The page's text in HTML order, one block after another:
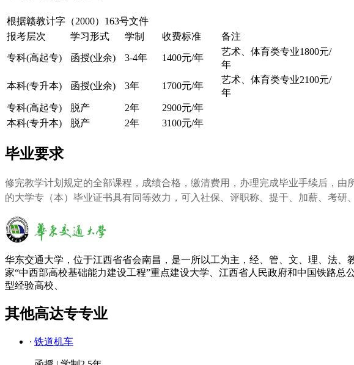
根据赣教计字（2000）163号文件
报考层次
学习形式 学制 收费标准 备注
专科(高起专) 函授(业余) 3-4年 1400元/年
艺术、体育类专业1800元/
年
本科(专升本) 函授(业余) 3年 1700元/年
艺术、体育类专业2100元/
年
专科(高起专)
脱产 2年
2900元/年
本科(专升本)
脱产 2年 3100元/年
毕业要求
修完教学计划规定的全部课程，成绩合格，缴清费用，办理完成毕业手续后，
的大学专（本）毕业证书具有同等效力，可入社保、评职称、提干、加薪、考研
华东交通大学，位于江西省省会南昌，是一所以工为主，经、管、文、理、法
家“中西部高校基础能力建设工程”重点建设大学、江西省人民政府和中国铁路
型经验高校、
其他高达专专业
· 铁道机车